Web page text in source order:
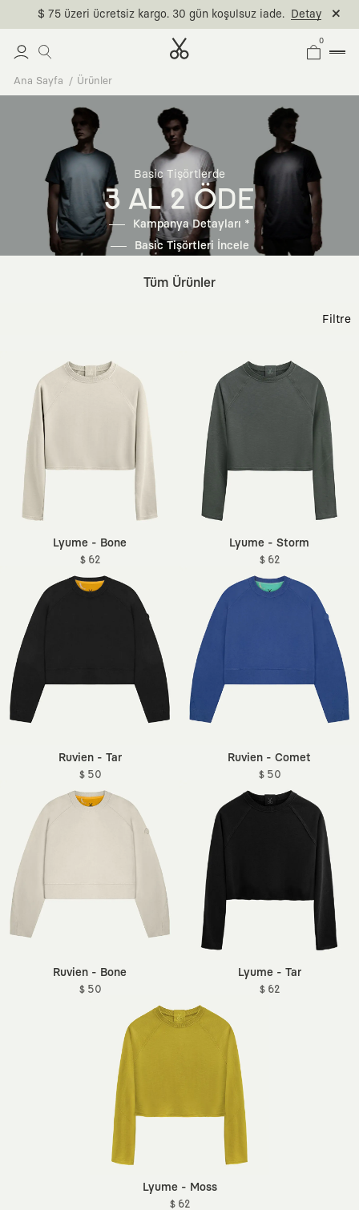
$ 75 üzeri ücretsiz kargo. 30 gün koşulsuz iade. Detay
0
Ana Sayfa Ürünler
Basic Tişörtlerde
3 AL 2 ÖDE
Kampanya Detayları *
Basic Tişörtleri İncele
Tüm Ürünler
Filtre
Lyume - Bone
$ 62
Lyume - Storm
$ 62
Ruvien - Tar
$ 50
Ruvien - Comet
$ 50
Ruvien - Bone
$ 50
Lyume - Tar
$ 62
Lyume - Moss
$ 62